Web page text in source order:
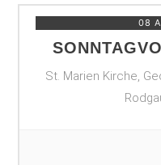
08
St. Marien Kirche,